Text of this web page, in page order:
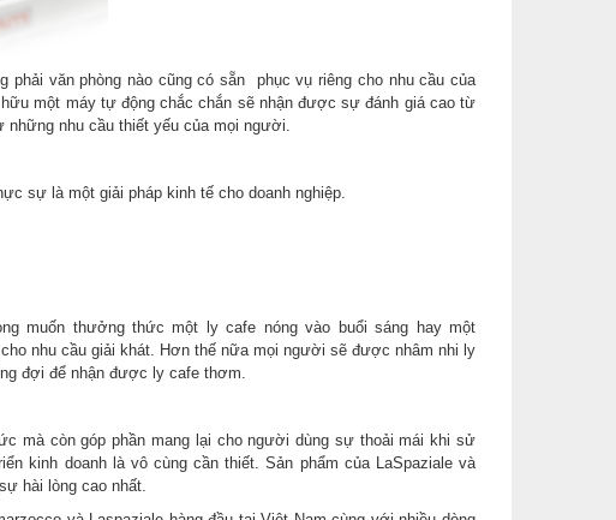
văn phòng nào cũng có sẵn phục vụ riêng cho nhu cầu của
một máy tự động chắc chắn sẽ nhận được sự đánh giá cao từ
những nhu cầu thiết yếu của mọi người.
sự là một giải pháp kinh tế cho doanh nghiệp.
muốn thưởng thức một ly cafe nóng vào buổi sáng hay một
nhu cầu giải khát. Hơn thế nữa mọi người sẽ được nhâm nhi ly
đợi để nhận được ly cafe thơm.
mà còn góp phần mang lại cho người dùng sự thoải mái khi sử
kinh doanh là vô cùng cần thiết. Sản phẩm của LaSpaziale và
hài lòng cao nhất.